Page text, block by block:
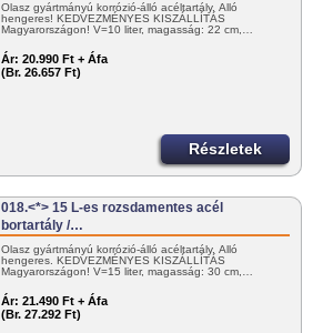
Olasz gyártmányú korrózió-álló acéltartály. Álló
hengeres! KEDVEZMÉNYES KISZÁLLÍTÁS
Magyarországon! V=10 liter, magasság: 22 cm,…
Ár: 20.990 Ft + Áfa
(Br. 26.657 Ft)
Részletek
018.<*> 15 L-es rozsdamentes acél
bortartály /…
Olasz gyártmányú korrózió-álló acéltartály. Álló
hengeres. KEDVEZMÉNYES KISZÁLLÍTÁS
Magyarországon! V=15 liter, magasság: 30 cm,…
Ár: 21.490 Ft + Áfa
(Br. 27.292 Ft)